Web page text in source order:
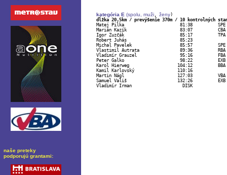
naše preteky
podporujú grantami:
kategória E (spolu, muži , ženy
dĺžka 20,5km / prevýšenie 370m / 10 kontrolných
Marián Kazík			 83:07		CBA
Igor Zuzčák			 85:17		TPA
Robert Juhás			 85:23
Michal Pavelek			 85:57		SPE
Vlastimil Autrata 		 89:36		RBA
Vladimír Grauzel		 95:16		FBA
Peter Galko			 98:22		EXB
Karol Hierweg			104:12		BBA
Kamil Karlovský			110:16
Martin Nágl			127:03		VBA
Samuel Vališ			132:26		EXB
Vladimír Irman			  DISK